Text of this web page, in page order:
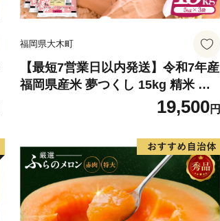
福岡県大木町
【最短7営業日以内発送】令和7年産
福岡県産米 夢つくし 15kg 精米 ※
北海道・沖縄・離島は配送不可
19,500円